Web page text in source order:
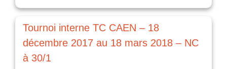
Tournoi interne TC CAEN – 18
décembre 2017 au 18 mars 2018 – NC
à 30/1